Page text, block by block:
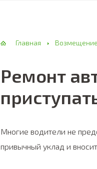
Главная
Ремонт
Многие водители не
привычный уклад и